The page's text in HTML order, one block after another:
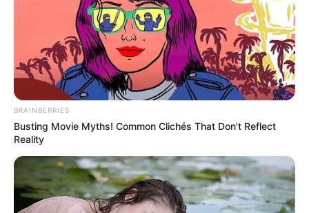
COMPARTIR
ALERTA BOGOTÁ EN GOOGLE NEWS
TEMAS RELACIONADOS
CAMIONES DE CARGA
PUENTE FESTIVO
MOVILIDAD EN CARRETERA
MANTÉNGASE EN ALERTA
BRAINBERRIES
Busting Movie Myths! Common Clichés That Don't Reflect
Reality